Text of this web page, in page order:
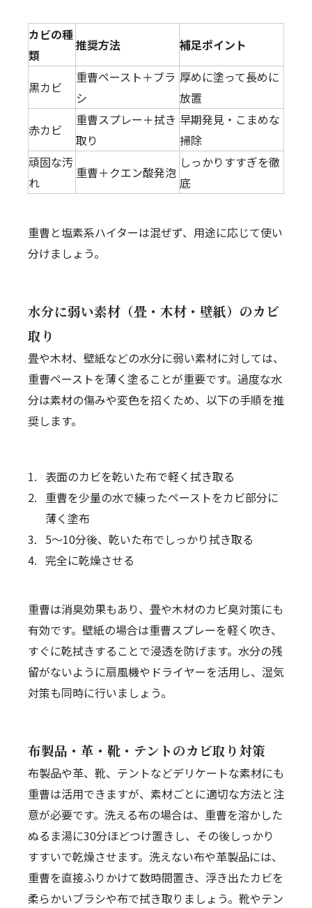
カビの種
類
推奨方法 補足ポイント
黒カビ
重曹ペースト＋ブラ
シ
厚めに塗って長めに
放置
赤カビ
重曹スプレー＋拭き
取り
早期発見・こまめな
掃除
頑固な汚
れ
重曹＋クエン酸発泡
しっかりすすぎを徹
底
重曹と塩素系ハイターは混ぜず、用途に応じて使い
分けましょう。
水分に弱い素材（畳・木材・壁紙）のカビ
取り
畳や木材、壁紙などの水分に弱い素材に対しては、
重曹ペーストを薄く塗ることが重要です。過度な水
分は素材の傷みや変色を招くため、以下の手順を推
奨します。
表面のカビを乾いた布で軽く拭き取る
重曹を少量の水で練ったペーストをカビ部分に
薄く塗布
5〜10分後、乾いた布でしっかり拭き取る
完全に乾燥させる
重曹は消臭効果もあり、畳や木材のカビ臭対策にも
有効です。壁紙の場合は重曹スプレーを軽く吹き、
すぐに乾拭きすることで浸透を防げます。水分の残
留がないように扇風機やドライヤーを活用し、湿気
対策も同時に行いましょう。
布製品・革・靴・テントのカビ取り対策
布製品や革、靴、テントなどデリケートな素材にも
重曹は活用できますが、素材ごとに適切な方法と注
意が必要です。洗える布の場合は、重曹を溶かした
ぬるま湯に30分ほどつけ置きし、その後しっかり
すすいで乾燥させます。洗えない布や革製品には、
重曹を直接ふりかけて数時間置き、浮き出たカビを
柔らかいブラシや布で拭き取りましょう。靴やテン